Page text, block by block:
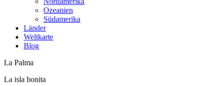
Ozeanien
Südamerika
Länder
Weltkarte
Blog
La Palma
La isla bonita